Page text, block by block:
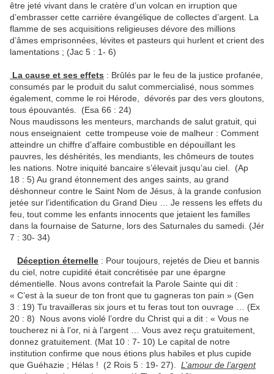
être jeté vivant dans le cratère d’un volcan en irruption que
d’embrasser cette carrière évangélique de collectes d’argent. La
flamme de ses acquisitions religieuses dévore des millions
d’âmes emprisonnées, lévites et pasteurs qui hurlent et crient des
lamentations ; (Jac 5 : 1- 6)
La cause et ses effets : Brûlés par le feu de la justice profanée,
consumés par le produit du salut commercialisé, nous sommes
également, comme le roi Hérode, dévorés par des vers gloutons,
tous épouvantés. (Esa 66 : 24)
Nous maudissons les menteurs, marchands de salut gratuit, qui
nous enseignaient cette trompeuse voie de malheur : Comment
atteindre un chiffre d’affaire combustible en dépouillant les
pauvres, les déshérités, les mendiants, les chômeurs de toutes
les nations. Notre iniquité bancaire s’élevait jusqu’au ciel. (Ap
18 : 5) Au grand étonnement des anges saints, au grand
déshonneur contre le Saint Nom de Jésus, à la grande confusion
jetée sur l’identification du Grand Dieu … Je ressens les effets du
feu, tout comme les enfants innocents que jetaient les familles
dans la fournaise de Saturne, lors des Saturnales du samedi. (Jér
7 : 30- 34)
Déception éternelle : Pour toujours, rejetés de Dieu et bannis
du ciel, notre cupidité était concrétisée par une épargne
démentielle. Nous avons contrefait la Parole Sainte qui dit :
« C’est à la sueur de ton front que tu gagneras ton pain » (Gen
3 : 19) Tu travailleras six jours et tu feras tout ton ouvrage … (Ex
20 : 8) Nous avons violé l’ordre du Christ qui a dit : « Vous ne
toucherez ni à l’or, ni à l’argent … Vous avez reçu gratuitement,
donnez gratuitement. (Mat 10 : 7- 10) Le capital de notre
institution confirme que nous étions plus habiles et plus cupide
que Guéhazie ; Hélas ! (2 Rois 5 : 19- 27). L’amour de l’argent